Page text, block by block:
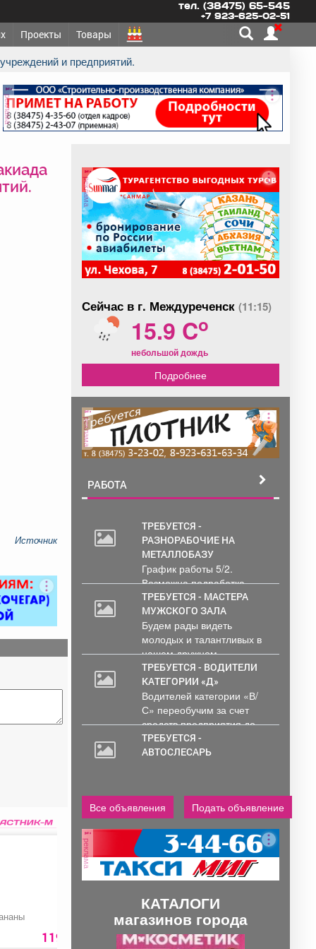
тел. (38475) 65-545
+7 923-625-02-51
Проекты Товары
и предприятий.
реклама
Источник
119 руб.
Яблоко сезонное
109 руб.
Средство от
вредителей
мыло
реклама
Сейчас в г. Междуреченск (11:15)
15.9 Co
небольшой дождь
Подробнее
реклама
РАБОТА
ТРЕБУЕТСЯ -
РАЗНОРАБОЧИЕ НА
МЕТАЛЛОБАЗУ
График работы 5/2.
Возможна подработка..
ТРЕБУЕТСЯ - МАСТЕРА
МУЖСКОГО ЗАЛА
Будем рады видеть
молодых и талантливых в
нашем дружном...
ТРЕБУЕТСЯ - ВОДИТЕЛИ
КАТЕГОРИИ «Д»
Водителей категории «В/
С» переобучим за счет
средств предприятия до...
ТРЕБУЕТСЯ -
АВТОСЛЕСАРЬ
Все объявления Подать объявление
реклама
КАТАЛОГИ
магазинов города